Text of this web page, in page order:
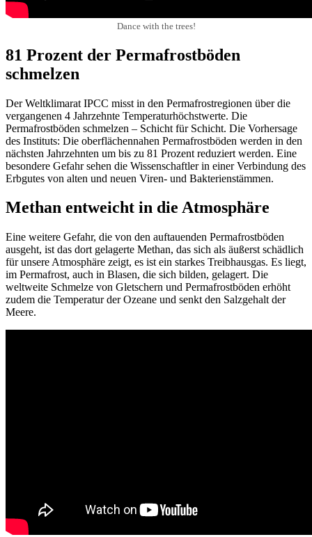
Dance with the trees!
81 Prozent der Permafrostböden
schmelzen
Der Weltklimarat IPCC misst in den Permafrostregionen über die
vergangenen 4 Jahrzehnte Temperaturhöchstwerte. Die
Permafrostböden schmelzen – Schicht für Schicht. Die Vorhersage
des Instituts: Die oberflächennahen Permafrostböden werden in den
nächsten Jahrzehnten um bis zu 81 Prozent reduziert werden. Eine
besondere Gefahr sehen die Wissenschaftler in einer Verbindung des
Erbgutes von alten und neuen Viren- und Bakterienstämmen.
Methan entweicht in die Atmosphäre
Eine weitere Gefahr, die von den auftauenden Permafrostböden
ausgeht, ist das dort gelagerte Methan, das sich als äußerst schädlich
für unsere Atmosphäre zeigt, es ist ein starkes Treibhausgas. Es liegt,
im Permafrost, auch in Blasen, die sich bilden, gelagert. Die
weltweite Schmelze von Gletschern und Permafrostböden erhöht
zudem die Temperatur der Ozeane und senkt den Salzgehalt der
Meere.